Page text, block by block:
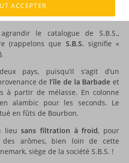
le catalogue de S.B.S.,
(rappelons que S.B.S. signifie «
pays, puisqu’il s’agit d’un
de l’île de la Barbade et
à partir de mélasse. En colonne
alambic pour les seconds. Le
en fûts de Bourbon.
lieusans filtration à froid, pour
des arômes, bien loin de cette
siège de la société S.B.S. !
ACCEPTER